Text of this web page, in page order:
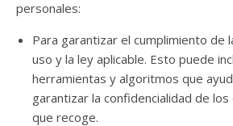
personales:
Para garantizar el cumplimiento de
uso y la ley aplicable. Esto puede
herramientas y algoritmos que
garantizar la confidencialidad de
que recoge.